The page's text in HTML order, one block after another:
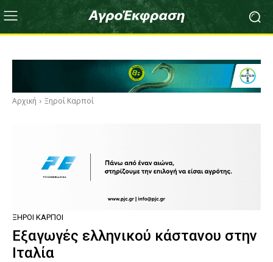
Αρχική Ξηροί Καρποί
ΞΗΡΟΊ ΚΑΡΠΟΊ
Εξαγωγές ελληνικού κάστανου στην
Ιταλία